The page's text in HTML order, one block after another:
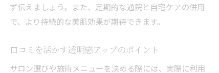
ず伝えましょう。また、定期的な通院と自宅ケアの併用
で、より持続的な美肌効果が期待できます。
口コミを活かす透明感アップのポイント
サロン選びや施術メニューを決める際には、実際に利用